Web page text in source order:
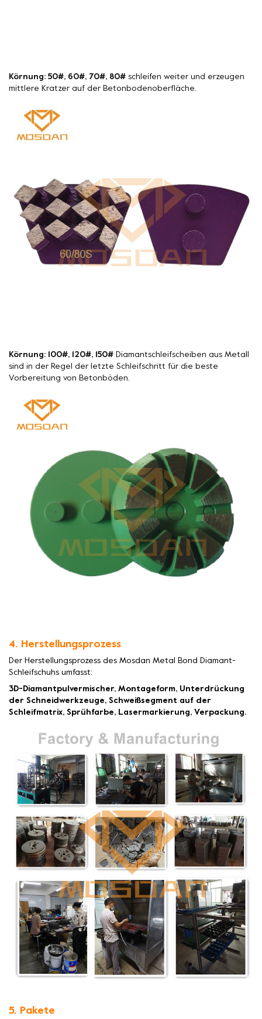
Körnung: 50#, 60#, 70#, 80# schleifen weiter und erzeugen
mittlere Kratzer auf der Betonbodenoberfläche.
Körnung: 100#, 120#, 150#
Diamantschleifscheiben aus Metall
sind in der Regel der letzte Schleifschritt für die beste
Vorbereitung von Betonböden.
4. Herstellungsprozess
Der Herstellungsprozess des Mosdan Metal Bond Diamant-
Schleifschuhs umfasst:
3D-Diamantpulvermischer, Montageform, Unterdrückung
der Schneidwerkzeuge, Schweißsegment auf der
Schleifmatrix, Sprühfarbe, Lasermarkierung, Verpackung.
5. Pakete